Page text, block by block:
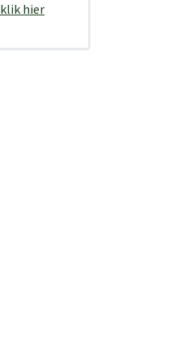
klik hier